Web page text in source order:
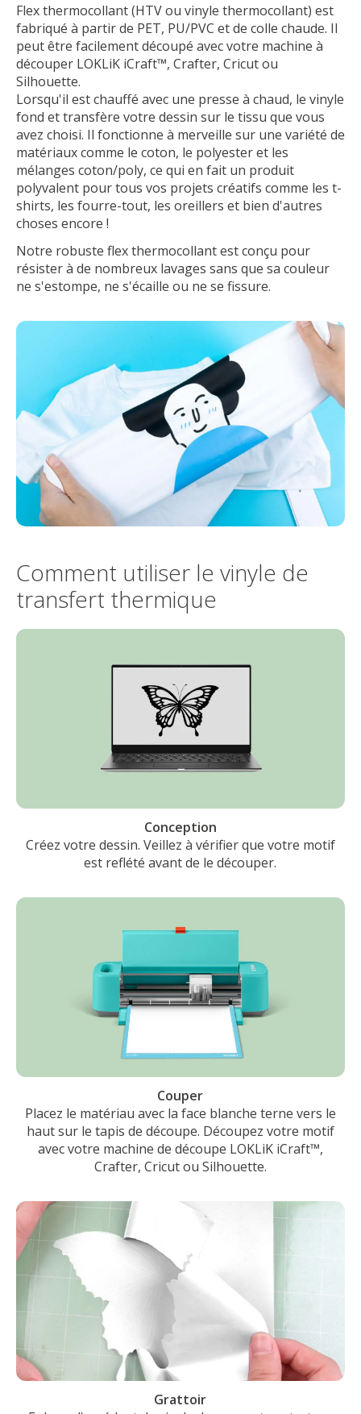
Flex thermocollant (HTV ou vinyle thermocollant) est
fabriqué à partir de PET, PU/PVC et de colle chaude. Il
peut être facilement découpé avec votre machine à
découper LOKLiK iCraft™, Crafter, Cricut ou
Silhouette.
Lorsqu'il est chauffé avec une presse à chaud, le vinyle
fond et transfère votre dessin sur le tissu que vous
avez choisi. Il fonctionne à merveille sur une variété de
matériaux comme le coton, le polyester et les
mélanges coton/poly, ce qui en fait un produit
polyvalent pour tous vos projets créatifs comme les t-
shirts, les fourre-tout, les oreillers et bien d'autres
choses encore !
Notre robuste flex thermocollant est conçu pour
résister à de nombreux lavages sans que sa couleur
ne s'estompe, ne s'écaille ou ne se fissure.
Comment utiliser le vinyle de
transfert thermique
Conception
Créez votre dessin. Veillez à vérifier que votre motif
est reflété avant de le découper.
Couper
Placez le matériau avec la face blanche terne vers le
haut sur le tapis de découpe. Découpez votre motif
avec votre machine de découpe LOKLiK iCraft™,
Crafter, Cricut ou Silhouette.
Grattoir